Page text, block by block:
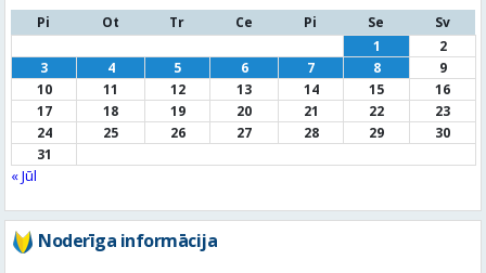
Pi Ot Tr Ce Pi Se
Sv
1
2
3
4 5 6 7 8
9
10
11 12 13 14 15
16
17
18 19 20 21 22
23
24
25 26 27 28 29
30
31
« Jūl
Noderīga informācija